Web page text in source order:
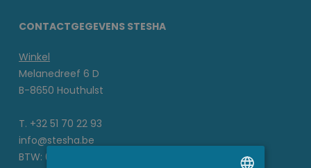
CONTACTGEGEVENS STESHA
Winkel
Melanedreef 6 D
B-8650 Houthulst
T. +32 51 70 22 93
info@stesha.be
BTW: 0476.673.440